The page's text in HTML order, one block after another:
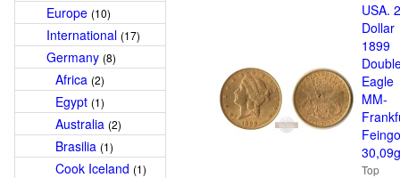
Europe (10)
International (17)
Germany (8)
Africa (2)
Egypt (1)
Australia (2)
Brasilia (1)
Cook Iceland (1)
USA.
Dollar
1899
Eagle
MM-
30,09g
Top